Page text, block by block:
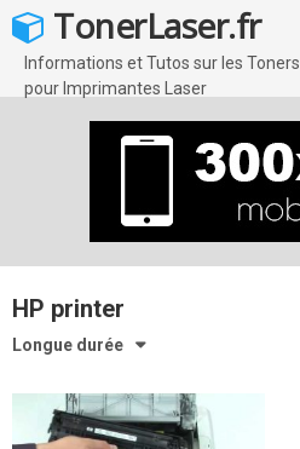
Skip
to
content
TonerLaser.fr
Informations et Tutos sur les Toners
pour Imprimantes Laser
HP printer
Longue durée